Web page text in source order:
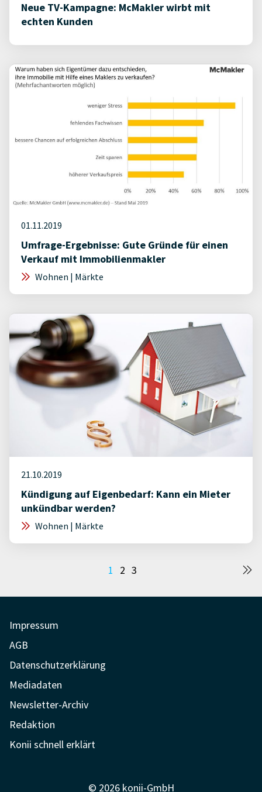
Neue TV-Kampagne: McMakler wirbt mit
echten Kunden
01.11.2019
Umfrage-Ergebnisse: Gute Gründe für einen
Verkauf mit Immobilienmakler
Wohnen | Märkte
21.10.2019
Kündigung auf Eigenbedarf: Kann ein Mieter
unkündbar werden?
Wohnen | Märkte
Seitennummerierung
1 2 3
Impressum
AGB
Datenschutzerklärung
Mediadaten
Newsletter-Archiv
Redaktion
Konii schnell erklärt
© 2026 konii-GmbH